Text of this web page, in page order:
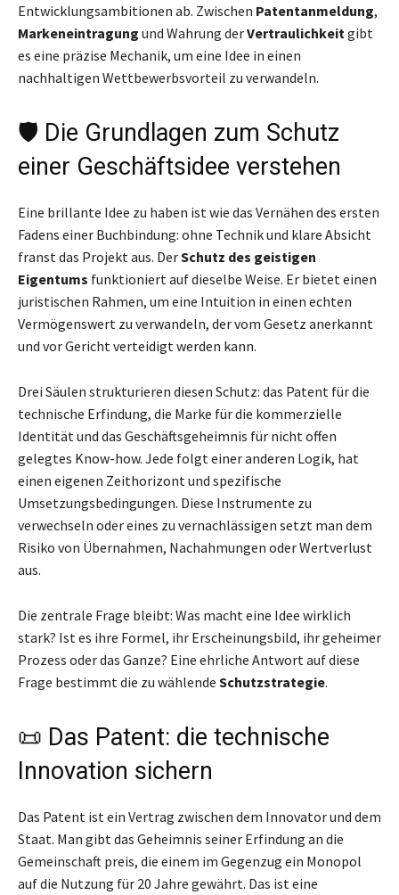
Entwicklungsambitionen ab. Zwischen Patentanmeldung,
Markeneintragung und Wahrung derVertraulichkeit gibt
es eine präzise Mechanik, um eine Idee in einen
nachhaltigen Wettbewerbsvorteil zu verwandeln.
🛡️ Die Grundlagen zum Schutz
einer Geschäftsidee verstehen
Eine brillante Idee zu haben ist wie das Vernähen des ersten
Fadens einer Buchbindung: ohne Technik und klare Absicht
franst das Projekt aus. DerSchutz des geistigen
Eigentums funktioniert auf dieselbe Weise. Er bietet einen
juristischen Rahmen, um eine Intuition in einen echten
Vermögenswert zu verwandeln, der vom Gesetz anerkannt
und vor Gericht verteidigt werden kann.
Drei Säulen strukturieren diesen Schutz: das Patent für die
technische Erfindung, die Marke für die kommerzielle
Identität und das Geschäftsgeheimnis für nicht offen
gelegtes Know-how. Jede folgt einer anderen Logik, hat
einen eigenen Zeithorizont und spezifische
Umsetzungsbedingungen. Diese Instrumente zu
verwechseln oder eines zu vernachlässigen setzt man dem
Risiko von Übernahmen, Nachahmungen oder Wertverlust
aus.
Die zentrale Frage bleibt: Was macht eine Idee wirklich
stark? Ist es ihre Formel, ihr Erscheinungsbild, ihr geheimer
Prozess oder das Ganze? Eine ehrliche Antwort auf diese
Frage bestimmt die zu wählende Schutzstrategie.
📜 Das Patent: die technische
Innovation sichern
Das Patent ist ein Vertrag zwischen dem Innovator und dem
Staat. Man gibt das Geheimnis seiner Erfindung an die
Gemeinschaft preis, die einem im Gegenzug ein Monopol
auf die Nutzung für 20 Jahre gewährt. Das ist eine